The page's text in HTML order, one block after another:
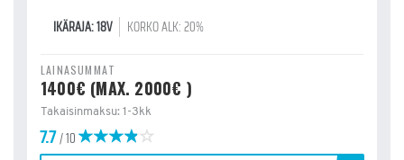
IKÄRAJA: 18V KORKO ALK: 20%
LAINASUMMAT
1400€ (MAX. 2000€ )
Takaisinmaksu: 1-3kk
7.7/ 10